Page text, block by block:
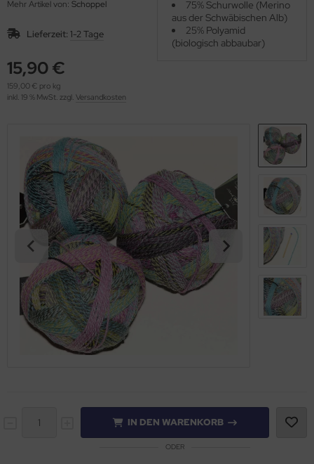
Mehr Artikel von: Schoppel
Lieferzeit: 1-2 Tage
15,90 €
159,00 € pro kg
inkl. 19 % MwSt. zzgl. Versandkosten
75% Schurwolle (Merino
aus der Schwäbischen Alb)
25% Polyamid
(biologisch abbaubar)
IN DEN WARENKORB
ODER